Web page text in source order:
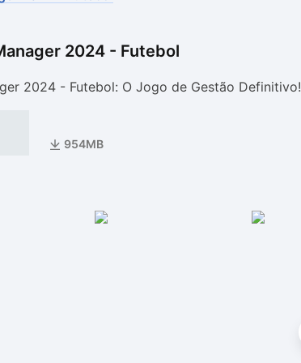
2024 - Futebol
2024 - Futebol: O Jogo de Gestão Definitivo!
954MB